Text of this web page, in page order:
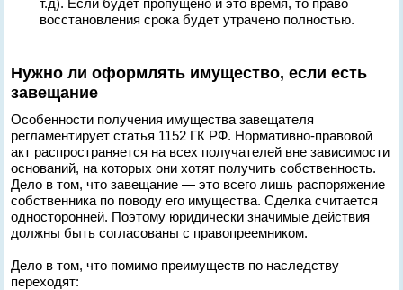
т.д). Если будет пропущено и это время, то право
восстановления срока будет утрачено полностью.
Нужно ли оформлять имущество, если есть
завещание
Особенности получения имущества завещателя
регламентирует статья 1152 ГК РФ. Нормативно-правовой
акт распространяется на всех получателей вне зависимости
оснований, на которых они хотят получить собственность.
Дело в том, что завещание — это всего лишь распоряжение
собственника по поводу его имущества. Сделка считается
односторонней. Поэтому юридически значимые действия
должны быть согласованы с правопреемником.
Дело в том, что помимо преимуществ по наследству
переходят: